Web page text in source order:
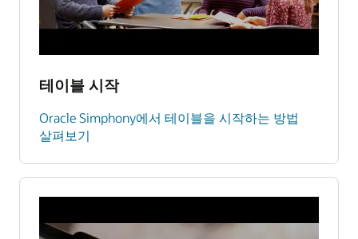
테이블 시작
Oracle Simphony에서 테이블을 시작하는 방법
살펴보기